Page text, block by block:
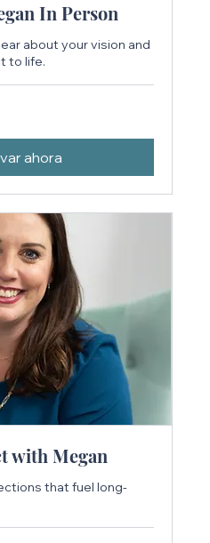
In Person
about your vision and
to life.
ahora
with Megan
that fuel long-